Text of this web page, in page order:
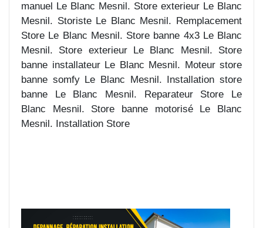
manuel Le Blanc Mesnil. Store exterieur Le Blanc
Mesnil. Storiste Le Blanc Mesnil. Remplacement
Store Le Blanc Mesnil. Store banne 4x3 Le Blanc
Mesnil. Store exterieur Le Blanc Mesnil. Store
banne installateur Le Blanc Mesnil. Moteur store
banne somfy Le Blanc Mesnil. Installation store
banne Le Blanc Mesnil. Reparateur Store Le
Blanc Mesnil. Store banne motorisé Le Blanc
Mesnil. Installation Store